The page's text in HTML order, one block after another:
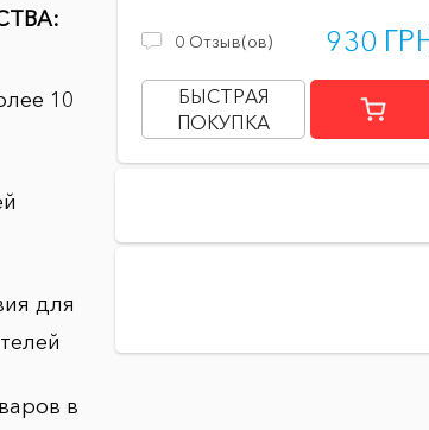
10
для
в
0 Отзыв(ов) 930
БЫСТРАЯ
ПОКУПКА